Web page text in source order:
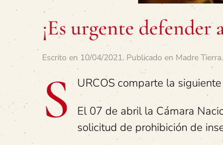
¡Es urgente defender
Escrito en 10/04/2021. Publicado en Madre Tierra.
S
URCOS comparte la
El 07 de abril la Cámara
solicitud de prohibición de